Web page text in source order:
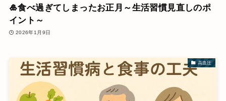
🎍食べ過ぎてしまったお正月～生活習慣見直しのポ
イント～
2026年1月9日
高血圧